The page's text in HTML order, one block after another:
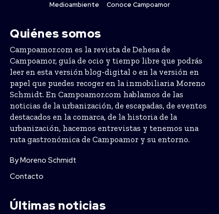
Medioambiente
Conoce Campoamor
Quiénes somos
Campoamor.com es la revista de Dehesa de
Campoamor, guía de ocio y tiempo libre que podrás
leer en esta versión blog-digital o en la versión en
papel que puedes recoger en la inmobiliaria Moreno
Schmidt. En Campoamor.com hablamos de las
noticias de la urbanización, de escapadas, de eventos
destacados en la comarca, de la historia de la
urbanización, hacemos entrevistas y tenemos una
ruta gastronómica de Campoamor y su entorno.
By Moreno Schmidt
Contacto
Últimas noticias